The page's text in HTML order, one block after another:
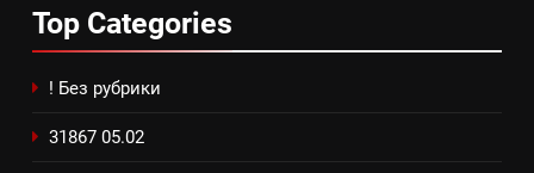
Top Categories
! Без рубрики
31867 05.02